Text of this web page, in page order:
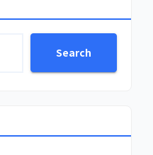
Search